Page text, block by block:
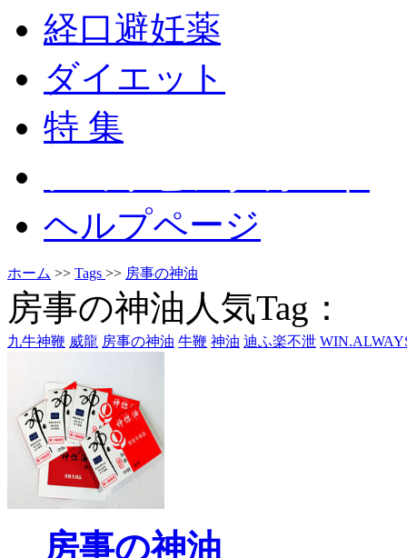
経口避妊薬
ダイエット
特 集
ヘルプページ
ホーム >> Tags >> 房事の神油
房事の神油人気Tag：
九牛神鞭 威龍 房事の神油 牛鞭 神油 迪ふ楽不泄
房事の神油